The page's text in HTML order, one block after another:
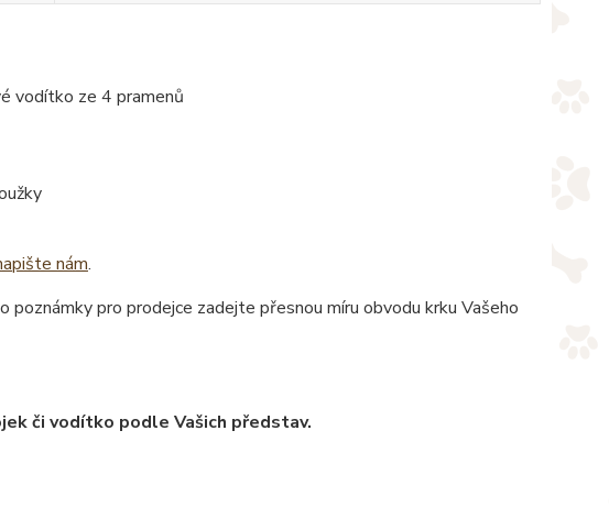
vodítko ze 4 pramenů
nám.
pro prodejce zadejte přesnou míru obvodu krku Vašeho
či vodítko podle Vašich představ.